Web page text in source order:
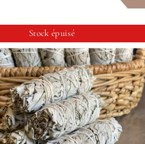
Stock épuisé